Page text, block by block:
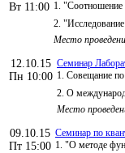
Вт 11:00 1. "Соотношение
2.
Место
12.10.15
Пн 10:00
Семинар
1. Совещание
2. О
Место
09.10.15
Пт 15:00
Семинар по
1. "О методе